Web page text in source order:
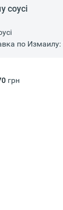
соусі
по Измаилу:
грн